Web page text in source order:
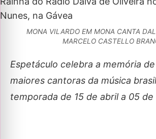
MONA VILARDO EM MONA CANTA
MARCELO CASTELLO
Espetáculo celebra a memória
maiores cantoras da música
temporada de 15 de abril a 05 de